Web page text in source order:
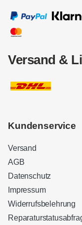
Versand &
Kundenservice
Versand
AGB
Datenschutz
Impressum
Widerrufsbelehrung